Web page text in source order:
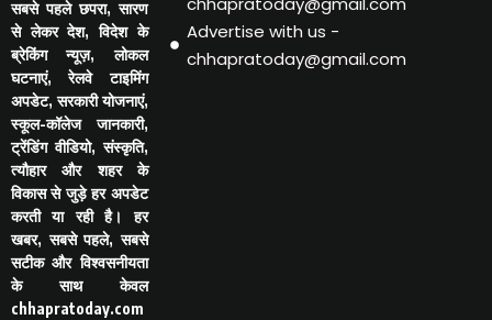
सबसे पहले छपरा, सारण
से लेकर देश, विदेश के
ब्रेकिंग न्यूज़, लोकल
घटनाएं, रेलवे टाइमिंग
अपडेट, सरकारी योजनाएं,
स्कूल-कॉलेज जानकारी,
ट्रेंडिंग वीडियो, संस्कृति,
त्यौहार और शहर के
विकास से जुड़े हर अपडेट
करती या रही है। हर
खबर, सबसे पहले, सबसे
सटीक और विश्वसनीयता
के साथ केवल
chhapratoday.com
Advertise with us -
chhapratoday@gmail.com